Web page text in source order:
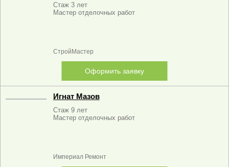
Стаж 3 лет
Мастер отделочных работ
СтройМастер
Оформить заявку
Игнат Мазов
Стаж 9 лет
Мастер отделочных работ
Империал Ремонт